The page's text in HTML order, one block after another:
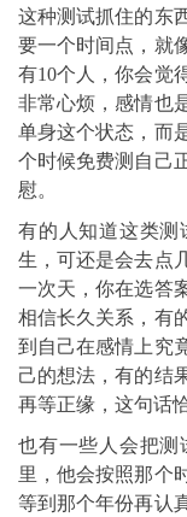
这种测试抓住的东
要一个时间点，就
有10个人，你会觉
非常心烦，感情也
单身这个状态，而
个时候免费测自己
慰。
有的人知道这类测
生，可还是会去点
一次天，你在选答
相信长久关系，有
到自己在感情上究
己的想法，有的结
再等正缘，这句话
也有一些人会把测
里，他会按照那个
等到那个年份再认